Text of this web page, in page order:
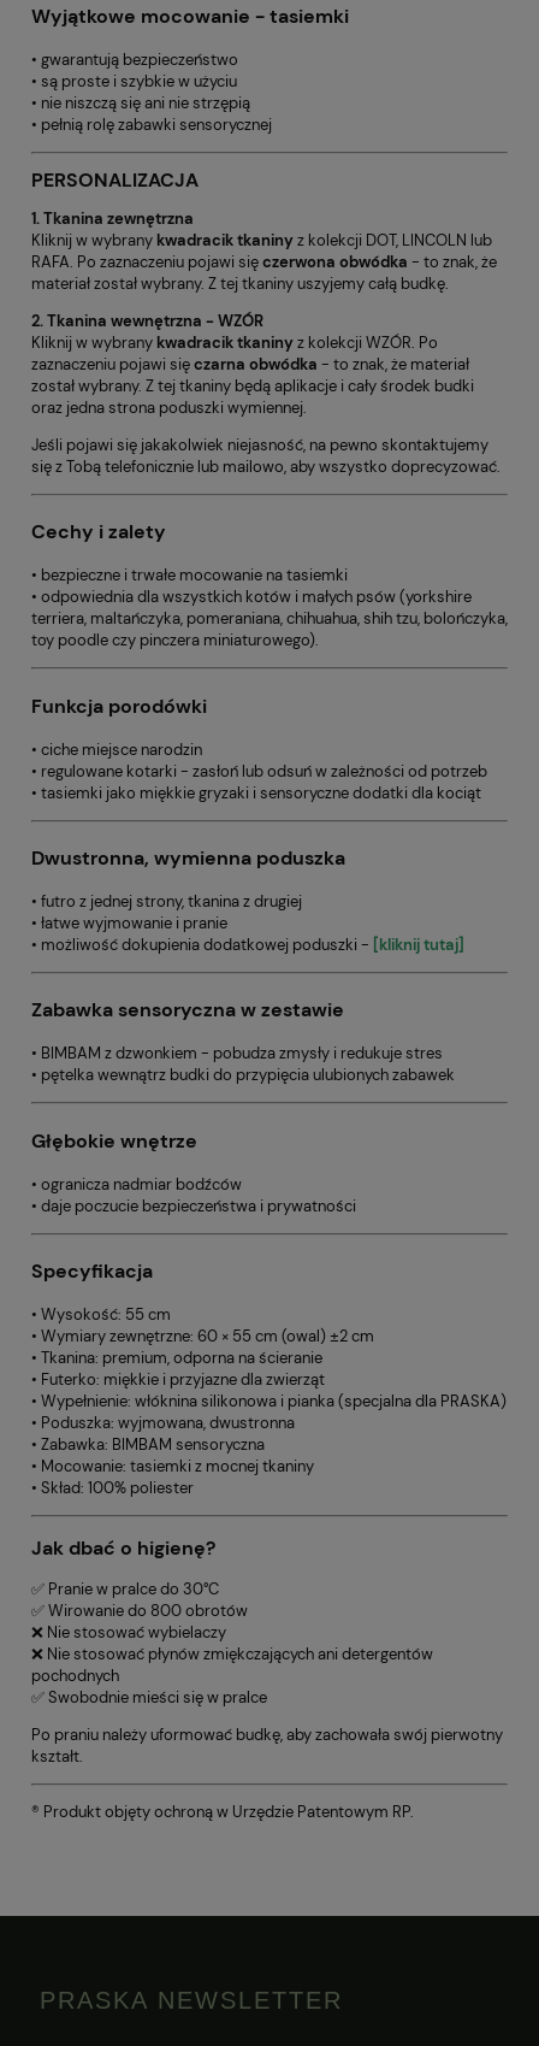
Wyjątkowe mocowanie - tasiemki
• gwarantują bezpieczeństwo
• są proste i szybkie w użyciu
• nie niszczą się ani nie strzępią
• pełnią rolę zabawki sensorycznej
PERSONALIZACJA
1. Tkanina zewnętrzna
Kliknij w wybrany kwadracik tkaninyz kolekcji DOT, LINCOLN lub
RAFA. Po zaznaczeniu pojawi sięczerwona obwódka - to znak, że
materiał został wybrany. Z tej tkaniny uszyjemy całą budkę.
2. Tkanina wewnętrzna - WZÓR
Kliknij w wybrany kwadracik tkaninyz kolekcji WZÓR. Po
zaznaczeniu pojawi sięczarna obwódka - to znak, że materiał
został wybrany. Z tej tkaniny będą aplikacje i cały środek budki
oraz jedna strona poduszki wymiennej.
Jeśli pojawi się jakakolwiek niejasność, na pewno skontaktujemy
się z Tobą telefonicznie lub mailowo, aby wszystko doprecyzować.
Cechy i zalety
• bezpieczne i trwałe mocowanie na tasiemki
• odpowiednia dla wszystkich kotów i małych psów (yorkshire
terriera, maltańczyka, pomeraniana, chihuahua, shih tzu, bolończyka,
toy poodle czy pinczera miniaturowego).
Funkcja porodówki
• ciche miejsce narodzin
• regulowane kotarki - zasłoń lub odsuń w zależności od potrzeb
• tasiemki jako miękkie gryzaki i sensoryczne dodatki dla kociąt
Dwustronna, wymienna poduszka
• futro z jednej strony, tkanina z drugiej
• łatwe wyjmowanie i pranie
• możliwość dokupienia dodatkowej poduszki - [kliknij tutaj]
Zabawka sensoryczna w zestawie
• BIMBAM z dzwonkiem - pobudza zmysły i redukuje stres
• pętelka wewnątrz budki do przypięcia ulubionych zabawek
Głębokie wnętrze
• ogranicza nadmiar bodźców
• daje poczucie bezpieczeństwa i prywatności
Specyfikacja
• Wysokość: 55 cm
• Wymiary zewnętrzne: 60 × 55 cm (owal) ±2 cm
• Tkanina: premium, odporna na ścieranie
• Futerko: miękkie i przyjazne dla zwierząt
• Wypełnienie: włóknina silikonowa i pianka (specjalna dla PRASKA)
• Poduszka: wyjmowana, dwustronna
• Zabawka: BIMBAM sensoryczna
• Mocowanie: tasiemki z mocnej tkaniny
• Skład: 100% poliester
Jak dbać o higienę?
✅ Pranie w pralce do 30°C
✅ Wirowanie do 800 obrotów
❌ Nie stosować wybielaczy
❌ Nie stosować płynów zmiękczających ani detergentów
pochodnych
✅ Swobodnie mieści się w pralce
Po praniu należy uformować budkę, aby zachowała swój pierwotny
kształt.
® Produkt objęty ochroną w Urzędzie Patentowym RP.
PRASKA NEWSLETTER